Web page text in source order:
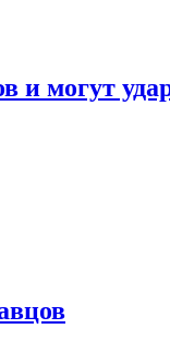
и могут